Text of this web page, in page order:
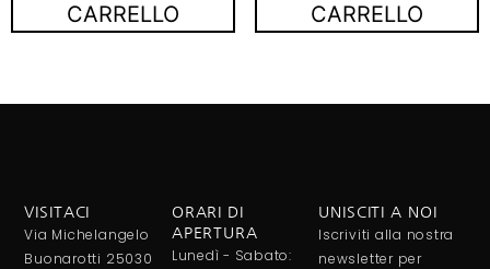
CARRELLO
CARRELLO
VISITACI
Via Michelangelo
Buonarotti 25030
ORARI DI
APERTURA
Lunedì - Sabato:
UNISCITI A NOI
Iscriviti alla nostra
newsletter per